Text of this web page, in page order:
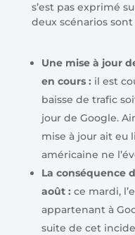
s’est pas exprimé
deux scénarios
Une mise à jour
en cours : il est
baisse de trafic
jour de Google.
mise à jour ait eu
américaine ne
La conséquence
août : ce mardi,
appartenant à
suite de cet